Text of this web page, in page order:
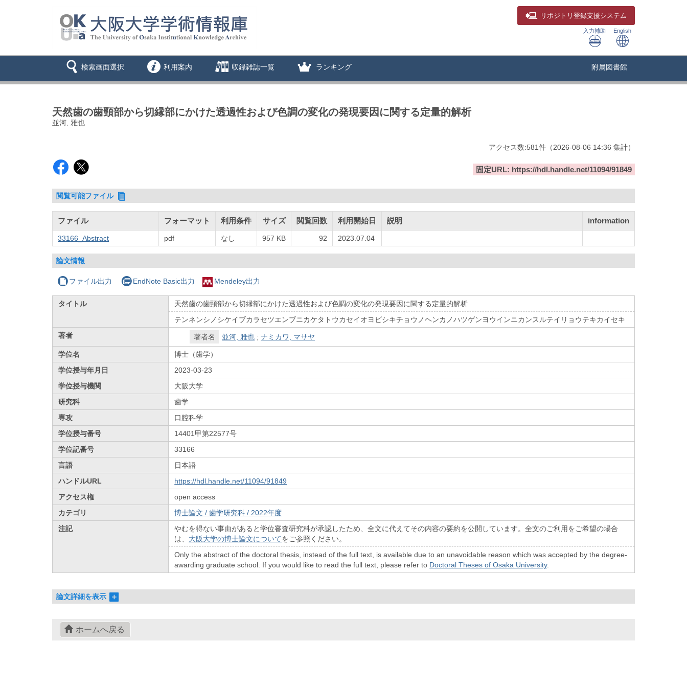
リポジトリ 登録支援システム
入力補助 English
検索画面選択 利用案内 収録雑誌一覧 ランキング 附属図書館
天然歯の歯頸部から切縁部にかけた透過性および色調の変化の発現要因に関する定量的解析
並河, 雅也
アクセス数:581件 （2026-08-06 14:36 集計）
固定URL: https://hdl.handle.net/11094/91849
閲覧可能ファイル
ファイル フォーマット 利用条件 サイズ 閲覧回数 利用開始日 説明 information
33166_Abstract pdf なし 957 KB 92 2023.07.04
論文情報
ファイル出力 EndNote Basic出力 Mendeley出力
タイトル
天然歯の歯頸部から切縁部にかけた透過性および色調の変化の発現要因に関する定量的解析
テンネンシノシケイブカラセツエンブニカケタトウカセイオヨビシキチョウノヘンカノハツゲンヨウインニカンスルテイリョウテキカイセキ
著者
著者名 並河, 雅也 ;ナミカワ, マサヤ
学位名
博士（歯学）
学位授与年月日
2023-03-23
学位授与機関
大阪大学
研究科
歯学
専攻
口腔科学
学位授与番号
14401甲第22577号
学位記番号
33166
言語
日本語
ハンドルURL
https://hdl.handle.net/11094/91849
アクセス権
open access
カテゴリ
博士論文 / 歯学研究科 / 2022年度
注記
やむを得ない事由があると学位審査研究科が承認したため、全文に代えてその内容の要約を公開しています。全文のご利用をご希望の場合
は、 大阪大学の博士論文についてをご参照ください。
Only the abstract of the doctoral thesis, instead of the full text, is available due to an unavoidable reason which was accepted by the degree-
awarding graduate school. If you would like to read the full text, please refer to Doctoral Theses of Osaka University.
論文詳細を表示
ホームへ戻る